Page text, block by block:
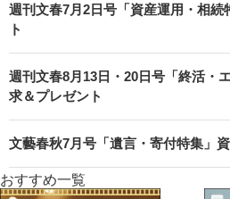
週刊文春7月2日号「資産運用・相
ト
週刊文春8月13日・20日号「終活・
求＆プレゼント
文藝春秋7月号「遺言・寄付特集」
おすすめ一覧